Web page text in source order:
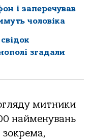
і заперечував
чоловіка
згадали
митники
найменувань
зокрема,